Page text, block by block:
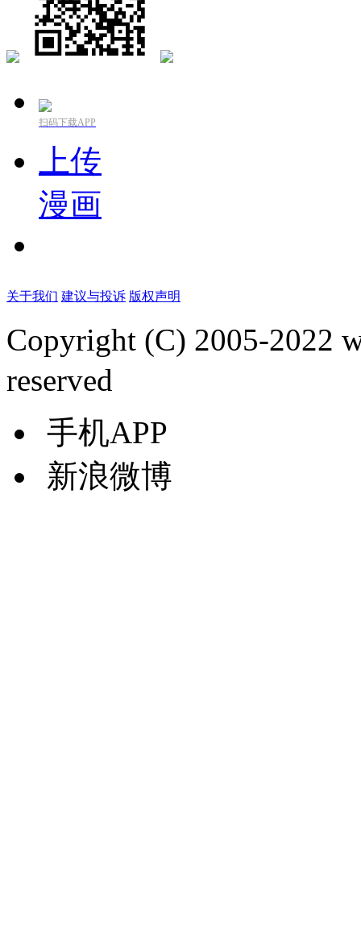
扫码下载APP
上传
漫画
关于我们 建议与投诉 版权声明
Copyright (C) 2005-2022
reserved
手机APP
新浪微博